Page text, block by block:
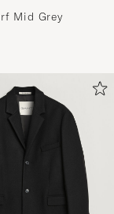
Mid Grey